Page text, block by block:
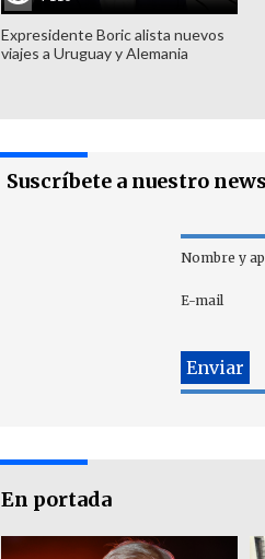
Expresidente Boric alista nuevos
viajes a Uruguay y Alemania
Suscríbete a nuestro
Nombre y
E-mail
En portada